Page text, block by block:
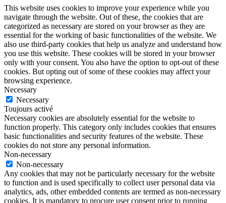
This website uses cookies to improve your experience while you
navigate through the website. Out of these, the cookies that are
categorized as necessary are stored on your browser as they are
essential for the working of basic functionalities of the website. We
also use third-party cookies that help us analyze and understand how
you use this website. These cookies will be stored in your browser
only with your consent. You also have the option to opt-out of these
cookies. But opting out of some of these cookies may affect your
browsing experience.
Necessary
Necessary
Toujours activé
Necessary cookies are absolutely essential for the website to
function properly. This category only includes cookies that ensures
basic functionalities and security features of the website. These
cookies do not store any personal information.
Non-necessary
Non-necessary
Any cookies that may not be particularly necessary for the website
to function and is used specifically to collect user personal data via
analytics, ads, other embedded contents are termed as non-necessary
cookies. It is mandatory to procure user consent prior to running